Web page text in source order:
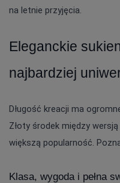
na letnie przyjęcia.
Eleganckie
najbardziej
Długość kreacji ma
Złoty środek między
większą popularność.
Klasa, wygoda i pełna